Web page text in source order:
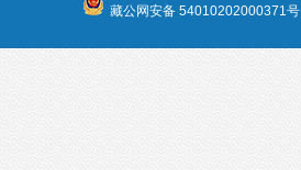
藏公网安备 54010202000371号